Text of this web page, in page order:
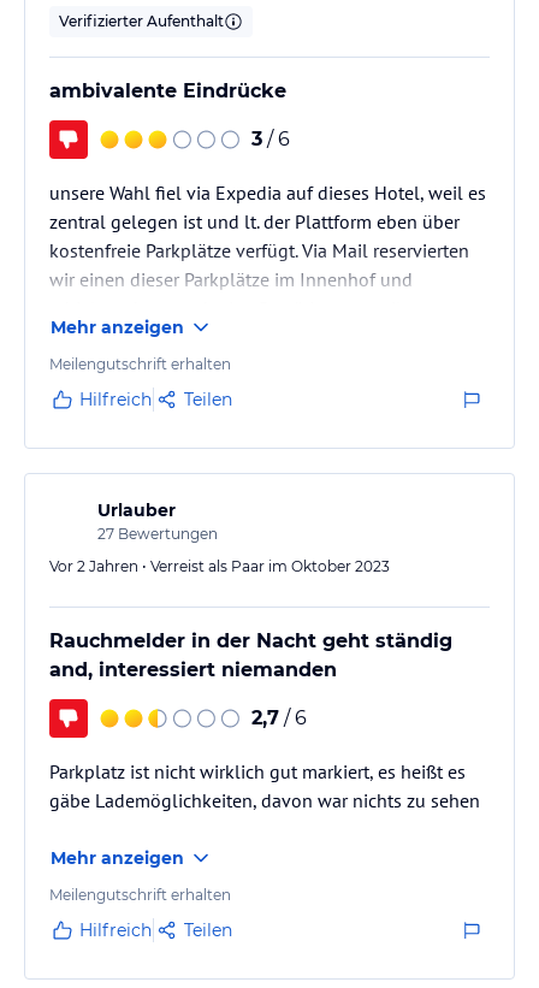
Verifizierter Aufenthalt
ambivalente Eindrücke
3 / 6
unsere Wahl fiel via Expedia auf dieses Hotel, weil es
zentral gelegen ist und lt. der Plattform eben über
kostenfreie Parkplätze verfügt. Via Mail reservierten
wir einen dieser Parkplätze im Innenhof und
Hotel hierüber. Erst 24 Stunden vor Anreise teilte uns
das Hotel mit, der Parkplatz im Innenhof sei wegen
Baustelle nicht erreichbar, man würde uns ca. 500
Stellplatz reservieren und hierfür ebenfalls – wie im
Innenhof 35,…
Mehr anzeigen
Meilengutschrift erhalten
Hilfreich Teilen
Urlauber
27 Bewertungen
Vor 2 Jahren • Verreist als Paar im Oktober 2023
Rauchmelder in der Nacht geht ständig
and, interessiert niemanden
2,7 / 6
Parkplatz ist nicht wirklich gut markiert, es heißt es
gäbe Lademöglichkeiten, davon war nichts zu sehen
Mehr anzeigen
Meilengutschrift erhalten
Hilfreich Teilen